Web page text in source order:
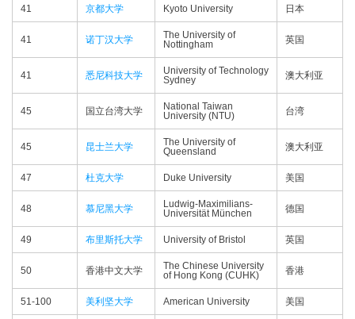
41 京都大学 Kyoto University 日本
41 诺丁汉大学
The University of
Nottingham
英国
41 悉尼科技大学
University of Technology
Sydney
澳大利亚
45 国立台湾大学
National Taiwan
University (NTU)
台湾
45 昆士兰大学
The University of
Queensland
澳大利亚
47 杜克大学 Duke University 美国
48 慕尼黑大学
Ludwig-Maximilians-
Universität München
德国
49 布里斯托大学 University of Bristol 英国
50 香港中文大学
The Chinese University
of Hong Kong (CUHK)
香港
51-100 美利坚大学 American University 美国